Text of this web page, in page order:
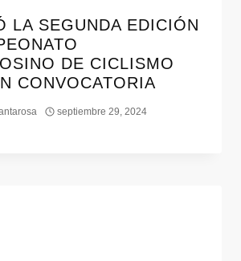
LA SEGUNDA EDICIÓN
DE CICLISMO
CONVOCATORIA
septiembre 29, 2024